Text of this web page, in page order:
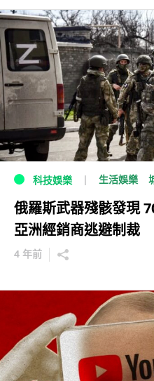
科技娛樂 生活娛樂
俄羅斯武器殘骸發現
亞洲經銷商逃避制裁
4 年前